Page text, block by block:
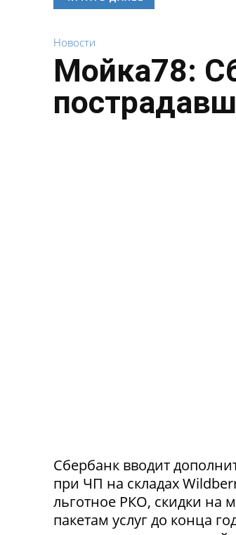
Новости
Мойка78:
Сбербанк вводит
при ЧП на складах
льготное РКО, скидки на
пакетам услуг до конца